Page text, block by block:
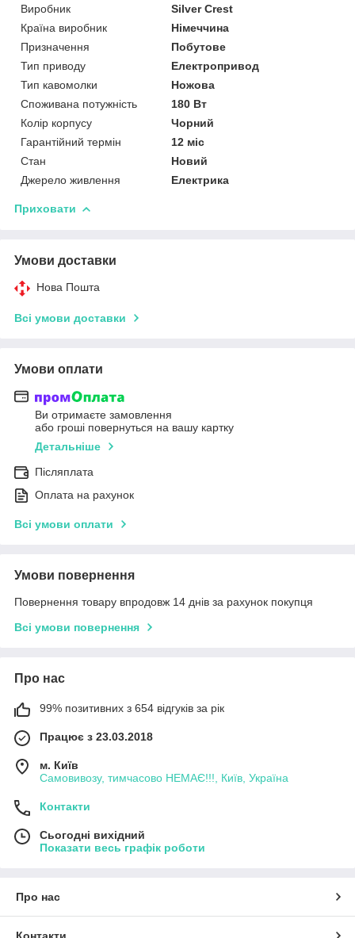
Виробник
Silver Crest
Країна виробник
Німеччина
Призначення
Побутове
Тип приводу
Електропривод
Тип кавомолки
Ножова
Споживана потужність
180 Вт
Колір корпусу
Чорний
Гарантійний термін
12 міс
Стан
Новий
Джерело живлення
Електрика
Приховати
Умови доставки
Нова Пошта
Всі умови доставки
Умови оплати
Ви отримаєте замовлення
або гроші повернуться на вашу картку
Детальніше
Післяплата
Оплата на рахунок
Всі умови оплати
Умови повернення
Повернення товару впродовж 14 днів за рахунок покупця
Всі умови повернення
Про нас
99% позитивних з 654 відгуків за рік
Працює з 23.03.2018
м. Київ
Самовивозу, тимчасово НЕМАЄ!!!, Київ, Україна
Контакти
Сьогодні вихідний
Показати весь графік роботи
Про нас